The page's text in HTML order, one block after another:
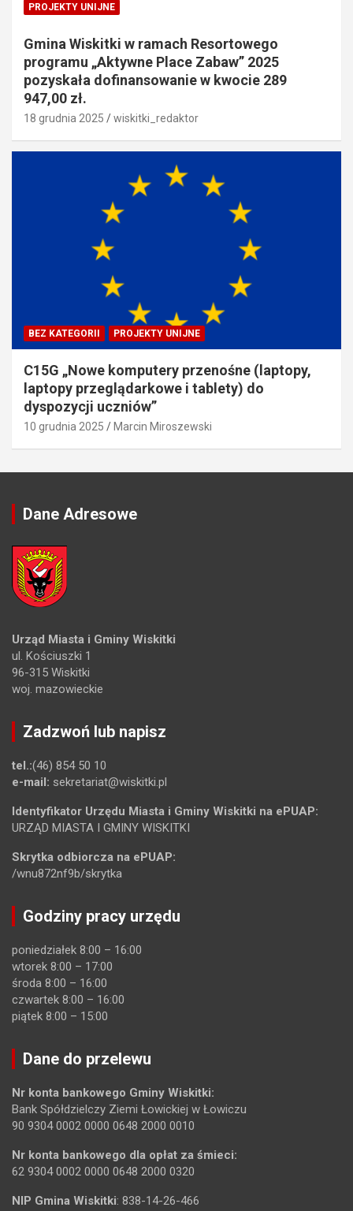
PROJEKTY UNIJNE
Gmina Wiskitki w ramach Resortowego
programu „Aktywne Place Zabaw” 2025
pozyskała dofinansowanie w kwocie 289
947,00 zł.
18 grudnia 2025 wiskitki_redaktor
BEZ KATEGORII PROJEKTY UNIJNE
C15G „Nowe komputery przenośne (laptopy,
laptopy przeglądarkowe i tablety) do
dyspozycji uczniów”
10 grudnia 2025 Marcin Miroszewski
Dane Adresowe
Urząd Miasta i Gminy Wiskitki
ul. Kościuszki 1
96-315 Wiskitki
woj. mazowieckie
Zadzwoń lub napisz
tel.:(46) 854 50 10
e-mail: sekretariat@wiskitki.pl
Identyfikator Urzędu Miasta i Gminy Wiskitki na ePUAP:
URZĄD MIASTA I GMINY WISKITKI
Skrytka odbiorcza na ePUAP:
/wnu872nf9b/skrytka
Godziny pracy urzędu
poniedziałek 8:00 – 16:00
wtorek 8:00 – 17:00
środa 8:00 – 16:00
czwartek 8:00 – 16:00
piątek 8:00 – 15:00
Dane do przelewu
Nr konta bankowego Gminy Wiskitki:
Bank Spółdzielczy Ziemi Łowickiej w Łowiczu
90 9304 0002 0000 0648 2000 0010
Nr konta bankowego dla opłat za śmieci:
62 9304 0002 0000 0648 2000 0320
NIP Gmina Wiskitki: 838-14-26-466